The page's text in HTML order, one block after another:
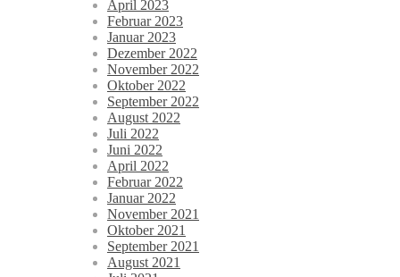
April 2023
Februar 2023
Januar 2023
Dezember 2022
November 2022
Oktober 2022
September 2022
August 2022
Juli 2022
Juni 2022
April 2022
Februar 2022
Januar 2022
November 2021
Oktober 2021
September 2021
August 2021